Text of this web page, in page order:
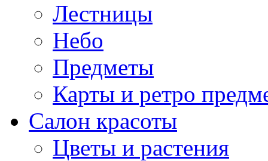
Лестницы
Небо
Предметы
Карты и ретро
Салон красоты
Цветы и растения